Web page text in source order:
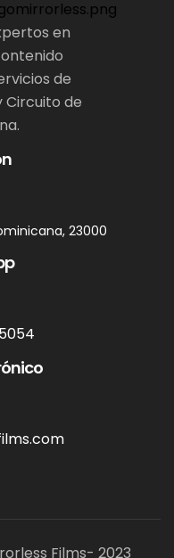
en
de
Circuito de
23000
Films- 2023